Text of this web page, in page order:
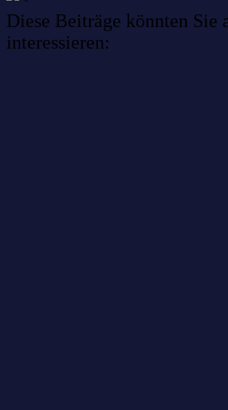
Diese Beiträge könnten Sie
interessieren: